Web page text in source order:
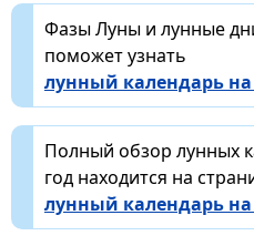
Фазы Луны и лунные
поможет узнать
лунный календарь на
Полный обзор лунных
год находится на
лунный календарь на